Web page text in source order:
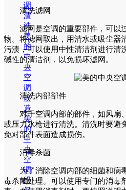
调
清
洗
美
的
中
央
空
调
改
造
美
的
中
央
空
调
维
清洗滤网
滤网是空调的重要部件，可以
物。将滤网取出，用清水或吸尘器
污渍，可以使用中性清洁剂进行清
碱性的清洁剂，以免损坏滤网。
清洗内部部件
对于空调内部的部件，如风扇
或压力水枪进行清洗。清洗时要避
免对部件表面造成损伤。
消毒杀菌
为了消除空调内部的细菌和病
毒杀菌处理。可以使用专门的消毒